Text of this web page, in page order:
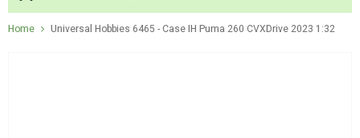
Home Universal Hobbies 6465 - Case IH Puma 260 CVXDrive 2023 1:32